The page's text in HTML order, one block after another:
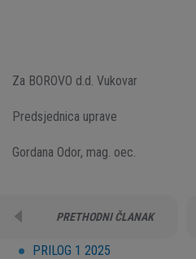
Za BOROVO d.d. Vukovar
Predsjednica uprave
Gordana Odor, mag. oec.
PRETHODNI ČLANAK
PRILOG 1 2025